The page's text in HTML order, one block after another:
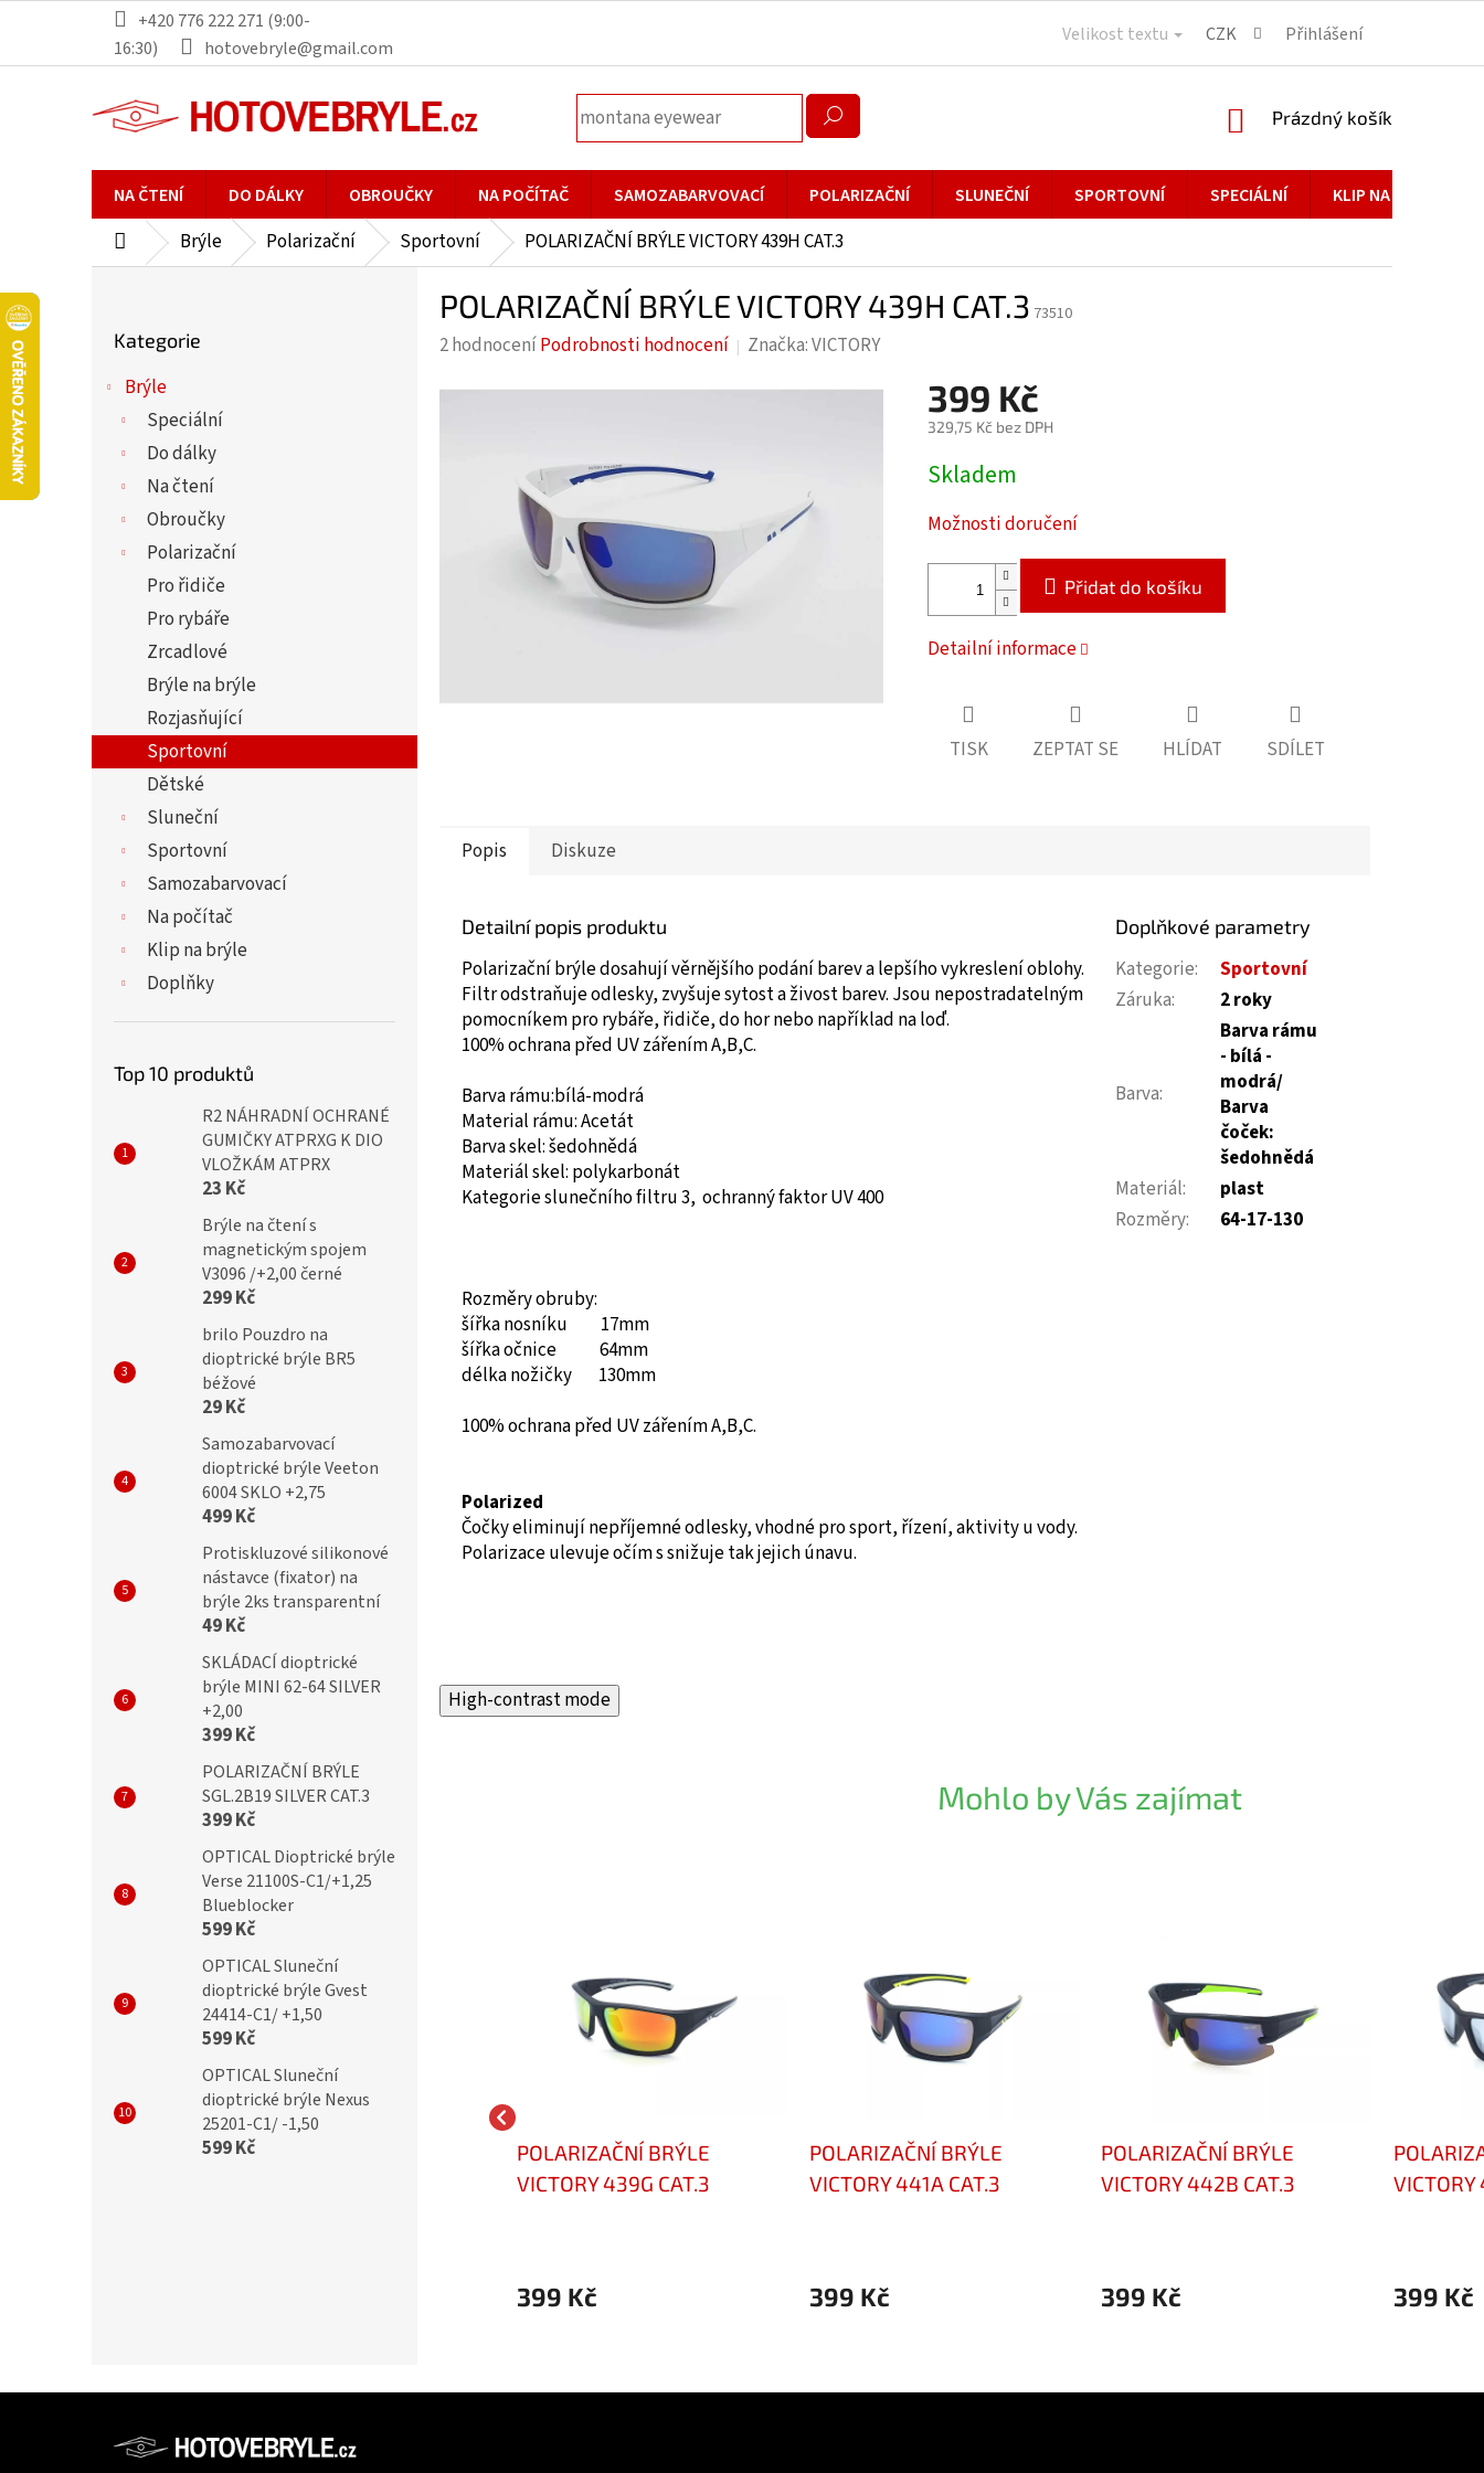
obsah
+420 776 222 271 (9:00-
16:30)
hotovebryle@gmail.com
Velikost textu CZK Přihlášení
NÁKUPNÍ
Prázdný košík
NA ČTENÍ DO DÁLKY OBROUČKY NA POČÍTAČ SAMOZABARVOVACÍ POLARIZAČNÍ SLUNEČNÍ SPORTOVNÍ SPECIÁLNÍ KLIP NA BRÝLE
DomůBrýle Polarizační Sportovní POLARIZAČNÍ BRÝLE VICTORY 439H CAT.3
kategorie
Kategorie
Brýle
Speciální
Do dálky
Na čtení
Obroučky
Polarizační
Pro řidiče
Pro rybáře
Zrcadlové
Brýle na brýle
Rozjasňující
Sportovní
Dětské
Sluneční
Sportovní
Samozabarvovací
Na počítač
Klip na brýle
Doplňky
Top 10 produktů
R2 NÁHRADNÍ OCHRANÉ
GUMIČKY ATPRXG K DIO
VLOŽKÁM ATPRX
23 Kč
Brýle na čtení s
magnetickým spojem
V3096 /+2,00 černé
299 Kč
brilo Pouzdro na
dioptrické brýle BR5
béžové
29 Kč
Samozabarvovací
dioptrické brýle Veeton
6004 SKLO +2,75
499 Kč
Protiskluzové silikonové
nástavce (fixator) na
brýle 2ks transparentní
49 Kč
SKLÁDACÍ dioptrické
brýle MINI 62-64 SILVER
+2,00
399 Kč
POLARIZAČNÍ BRÝLE
SGL.2B19 SILVER CAT.3
399 Kč
OPTICAL Dioptrické brýle
Verse 21100S-C1/+1,25
Blueblocker
599 Kč
OPTICAL Sluneční
dioptrické brýle Gvest
24414-C1/ +1,50
599 Kč
OPTICAL Sluneční
dioptrické brýle Nexus
25201-C1/ -1,50
599 Kč
POLARIZAČNÍ BRÝLE VICTORY 439H CAT.3 73510
Průměrné
produktu
hvězdiček.
2 hodnoceníPodrobnosti hodnocení Značka:VICTORY
399 Kč
329,75 Kč bez DPH
Měrná
cena:
Skladem
Možnosti doručení
Přidat do košíku
Detailní informace
TISK ZEPTAT SE HLÍDAT SDÍLET
Popis Diskuze
Detailní popis produktu
Polarizační brýle dosahují věrnějšího podání barev a lepšího vykreslení oblohy.
Filtr odstraňuje odlesky, zvyšuje sytost a živost barev. Jsou nepostradatelným
pomocníkem pro rybáře, řidiče, do hor nebo například na loď.
100% ochrana před UV zářením A,B,C.
Barva rámu:bílá-modrá
Material rámu:Acetát
Barva skel:šedohnědá
Materiál skel: polykarbonát
Kategorie slunečního filtru 3, ochranný faktor UV 400
Rozměry obruby:
šířka nosníku 17mm
šířka očnice 64mm
délka nožičky 130mm
100% ochrana před UV zářením A,B,C.
Polarized
Čočky eliminují nepříjemné odlesky, vhodné pro sport, řízení, aktivity u vody.
Polarizace ulevuje očím s snižuje tak jejich únavu.
Doplňkové parametry
Kategorie:
Sportovní
Záruka: 2 roky
Barva:
Barva rámu
- bílá -
modrá/
Barva
čoček:
šedohnědá
Materiál:
plast
Rozměry: 64-17-130
High-contrast mode
Mohlo by Vás zajímat
POLARIZAČNÍ BRÝLE
POLARIZAČNÍ BRÝLE
VICTORY 439G CAT.3
399 Kč
POLARIZAČNÍ BRÝLE
VICTORY 441A CAT.3
399 Kč
POLARIZAČNÍ BRÝLE
VICTORY 442B CAT.3
399 Kč
VICTORY
399 Kč